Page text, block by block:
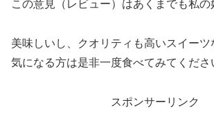
この意見（レビュー）はあくまでも私の
美味しいし、クオリティも高いスイーツ
気になる方は是非一度食べてみてくださ
スポンサーリンク